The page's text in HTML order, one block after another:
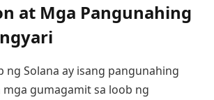
at Mga Pangunahing
ng Solana ay isang pangunahing
mga gumagamit sa loob ng